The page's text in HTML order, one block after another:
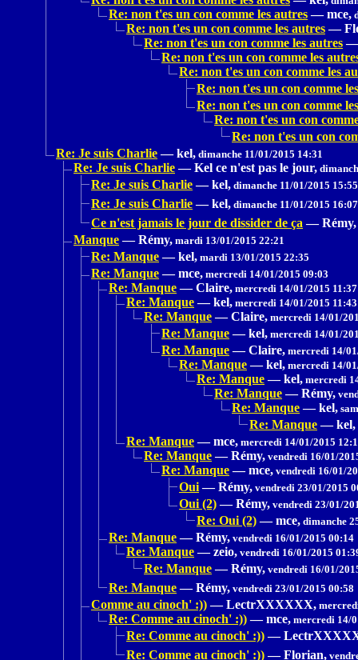
Re: non t'es un con comme les autres — mce,
Re: non t'es un con comme les autres —
Re: non t'es un con comme les autres —
Re: non t'es un con comme les
Re: non t'es un con comme les
Re: non t'es un con comme
Re: non t'es un con comme
Re: non t'es un con
Re: non t'es un con
Re: Je suis Charlie — kel, dimanche 11/01/2015 14:31
Re: Je suis Charlie — Kel ce n'est pas le jour,
Re: Je suis Charlie — kel, dimanche 11/01/2015 15:55
Re: Je suis Charlie — kel, dimanche 11/01/2015 16:07
Ce n'est jamais le jour de dissider de ça — Rémy,
Manque — Rémy, mardi 13/01/2015 22:21
Re: Manque — kel, mardi 13/01/2015 22:35
Re: Manque — mce, mercredi 14/01/2015 09:03
Re: Manque — Claire, mercredi 14/01/2015 11:37
Re: Manque — kel, mercredi 14/01/2015 11:43
Re: Manque — Claire, mercredi 14/01/
Re: Manque — kel, mercredi 14/01/
Re: Manque — Claire, mercredi 14/
Re: Manque — kel, mercredi 14/
Re: Manque — kel, mercredi
Re: Manque — Rémy,
Re: Manque — kel,
Re: Manque — kel,
Re: Manque — mce, mercredi 14/01/2015
Re: Manque — Rémy, vendredi 16/01/
Re: Manque — mce, vendredi 16/01/
Oui — Rémy, vendredi 23/01/2015
Oui (2) — Rémy, vendredi 23/01/
Re: Oui (2) — mce, dimanche
Re: Manque — Rémy, vendredi 16/01/2015 00:14
Re: Manque — zeio, vendredi 16/01/2015
Re: Manque — Rémy, vendredi 16/01/
Re: Manque — Rémy, vendredi 23/01/2015 00:58
Comme au cinoch' :)) — LectrXXXXXX,
Re: Comme au cinoch' :)) — mce, mercredi 14/
Re: Comme au cinoch' :)) —
Re: Comme au cinoch' :)) — Florian,